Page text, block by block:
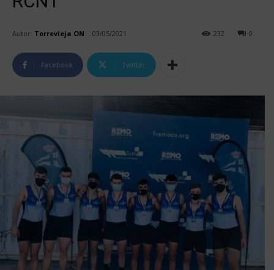
Autor: Torrevieja ON 03/05/2021 0
232
Facebook Twitter